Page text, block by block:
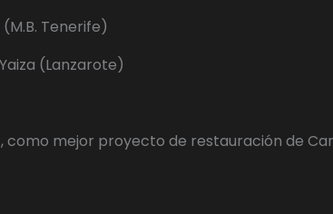
Tenerife)
(Lanzarote)
como mejor proyecto de restauración de